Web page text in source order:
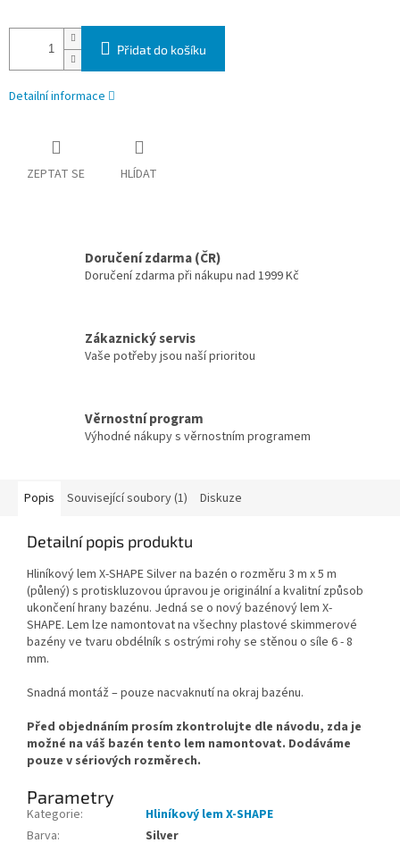
Přidat do košíku
Detailní informace
ZEPTAT SE HLÍDAT
Doručení zdarma (ČR)
Doručení zdarma při nákupu nad 1999 Kč
Zákaznický servis
Vaše potřeby jsou naší prioritou
Věrnostní program
Výhodné nákupy s věrnostním programem
Popis Související soubory (1) Diskuze
Detailní popis produktu
Hliníkový lem X-SHAPE Silver na bazén o rozměru 3 m x 5 m
(půlený) s protiskluzovou úpravou je originální a kvalitní způsob
ukončení hrany bazénu. Jedná se o nový bazénový lem X-
SHAPE. Lem lze namontovat na všechny plastové skimmerové
bazény ve tvaru obdélník s ostrými rohy se stěnou o síle 6 - 8
mm.
Snadná montáž – pouze nacvaknutí na okraj bazénu.
Před objednáním prosím zkontrolujte dle návodu, zda je
možné na váš bazén tento lem namontovat. Dodáváme
pouze v sériových rozměrech.
Parametry
Kategorie:
Hliníkový lem X-SHAPE
Barva:
Silver